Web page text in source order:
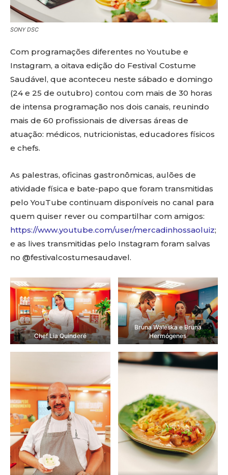
SONY DSC
Com programações diferentes no Youtube e
Instagram, a oitava edição do Festival Costume
Saudável, que aconteceu neste sábado e domingo
(24 e 25 de outubro) contou com mais de 30 horas
de intensa programação nos dois canais, reunindo
mais de 60 profissionais de diversas áreas de
atuação: médicos, nutricionistas, educadores físicos
e chefs.
As palestras, oficinas gastronômicas, aulões de
atividade física e bate-papo que foram transmitidas
pelo YouTube continuam disponíveis no canal para
quem quiser rever ou compartilhar com amigos:
https://www.youtube.com/user/mercadinhossaoluiz;
e as lives transmitidas pelo Instagram foram salvas
no @festivalcostumesaudavel.
Chef Lia Quinderé
Bruna Waleska e Bruna
Hermógenes